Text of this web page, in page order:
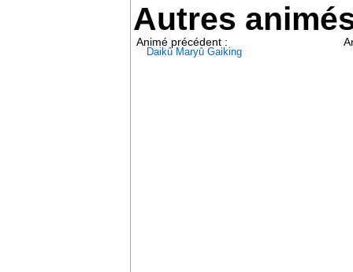
Autres
Animé précédent :
Daikû Maryû Gaiking